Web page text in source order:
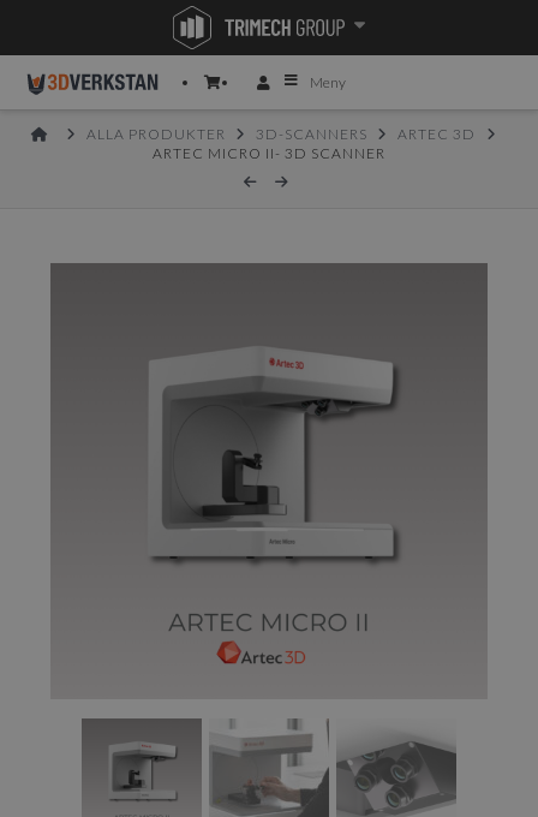
Meny
HOMEALLA PRODUKTER 3D-SCANNERS
ARTEC 3D
ARTEC MICRO II- 3D SCANNER